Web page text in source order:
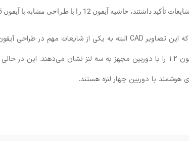
حاشیه آیفون 12 را با طراحی مشابه با آیفون 5 و 4 به صورت تخت بسازد.
یاد شده آیفون 12 را با دوربین مجهز به سه لنز نشان می‌دهند.
هوشمند با دوربین چهار لنزه هستند.